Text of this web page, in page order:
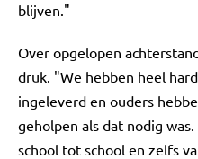
blijven."
Over opgelopen
druk. "We hebben heel
ingeleverd en ouders
geholpen als dat nodig
school tot school en zelfs